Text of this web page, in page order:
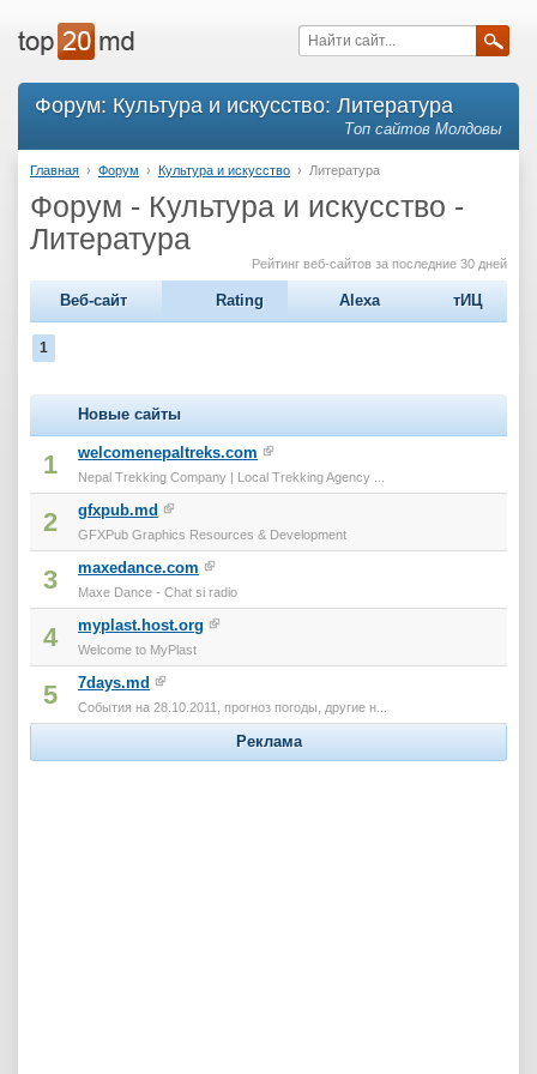
Форум: Культура и искусство: Литература
Топ сайтов Молдовы
Главная › Форум › Культура и искусство › Литература
Форум - Культура и искусство -
Литература
Рейтинг веб-сайтов за последние 30 дней
Веб-сайт Rating Alexa тИЦ
1
Новые сайты
1 welcomenepaltreks.com
Nepal Trekking Company | Local Trekking Agency ...
2 gfxpub.md
GFXPub Graphics Resources & Development
3 maxedance.com
Maxe Dance - Chat si radio
4 myplast.host.org
Welcome to MyPlast
5 7days.md
События на 28.10.2011, прогноз погоды, другие н...
Реклама